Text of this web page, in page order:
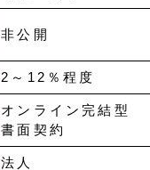
非公開
2～12％程度
オンライン完結型
書面契約
法人